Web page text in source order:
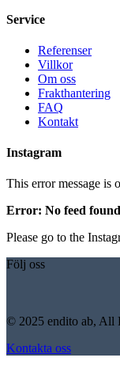
Service
Referenser
Villkor
Om oss
Frakthantering
FAQ
Kontakt
Instagram
This error message is
Error: No feed
Please go to the
Följ oss
© 2025 endito ab, All
Kontakta oss